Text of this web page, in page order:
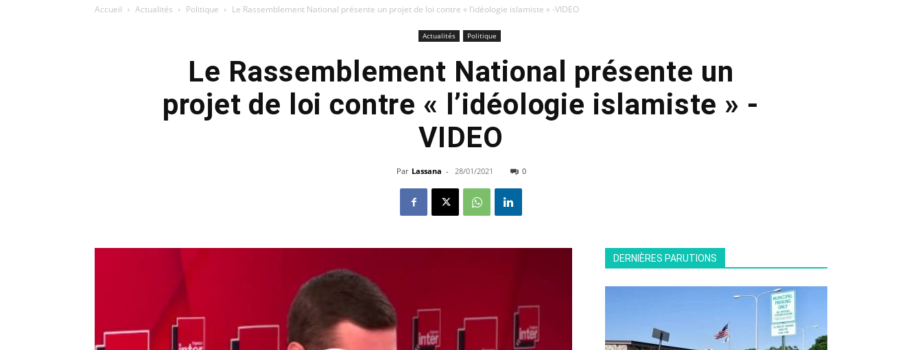
Accueil Actualités Politique Le Rassemblement National présente un projet de loi contre « l’idéologie islamiste » -VIDEO
Actualités Politique
Le Rassemblement National présente un
projet de loi contre « l’idéologie islamiste » -
VIDEO
Par Lassana - 28/01/2021 0
DERNIÈRES PARUTIONS